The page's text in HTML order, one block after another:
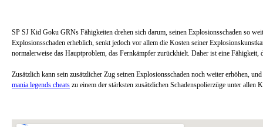
SP SJ Kid Goku GRNs Fähigkeiten drehen sich darum, seinen Explosionsschaden so
Explosionsschaden erheblich, senkt jedoch vor allem die Kosten seiner
normalerweise das Hauptproblem, das Fernkämpfer zurückhielt. Daher ist eine
Zusätzlich kann sein zusätzlicher Zug seinen Explosionsschaden noch weiter erhöhen,
mania legends cheats zu einem der stärksten zusätzlichen Schadenspolierzüge unter allen